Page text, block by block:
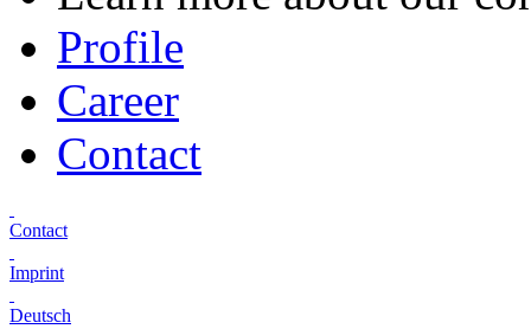
Profile
Career
Contact
Contact
Imprint
Deutsch